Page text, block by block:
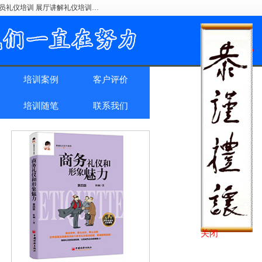
礼仪培训 展厅讲解礼仪培训…
培训案例 客户评价
培训随笔 联系我们
关闭